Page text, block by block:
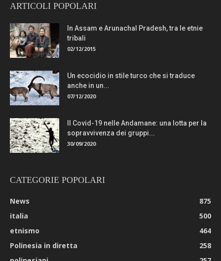
ARTICOLI POPOLARI
In Assam e Arunachal Pradesh, tra le etnie
tribali
02/12/2015
Un ecocidio in stile turco che si traduce
anche in un...
07/12/2020
Il Covid-19 nelle Andamane: una lotta per la
sopravvivenza dei gruppi...
30/09/2020
CATEGORIE POPOLARI
News
875
italia
500
etnismo
464
Polinesia in diretta
258